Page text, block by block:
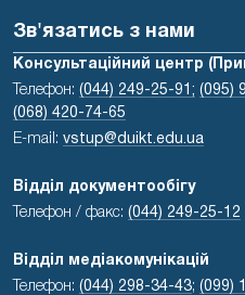
Зв'язатись з нами
Консультаційний центр
Телефон: (044) 249-25-91; (095)
(068) 420-74-65
E-mail: vstup@duikt.edu.ua
Відділ документообігу
Телефон / факс: (044) 249-25-12
Відділ медіакомунікацій
Телефон: (044) 298-34-43; (099)